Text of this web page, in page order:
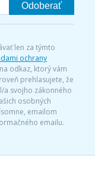
Odoberať
len za týmto
ochrany
odkaz, ktorý vám
prehlasujete, že
a svojho zákonného
osobných
emailom
emailu.